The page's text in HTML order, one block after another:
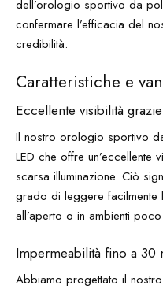
dell’orologio sportivo da
confermare l’efficacia del
credibilità.
Caratteristiche e
Eccellente visibilità
Il nostro orologio sportivo
LED che offre un’eccellente
scarsa illuminazione. Ciò
grado di leggere facilmente
all’aperto o in ambienti poco
Impermeabilità fino a
Abbiamo progettato il